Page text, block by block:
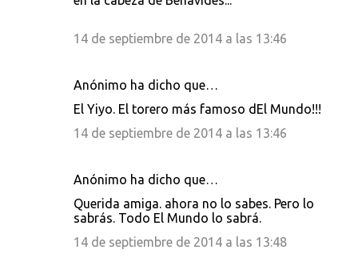
14 de septiembre de 2014 a las 13:46
Anónimo ha dicho que…
El Yiyo. El torero más famoso dEl Mundo!!!
14 de septiembre de 2014 a las 13:46
Anónimo ha dicho que…
Querida amiga. ahora no lo sabes. Pero lo
sabrás. Todo El Mundo lo sabrá.
14 de septiembre de 2014 a las 13:48